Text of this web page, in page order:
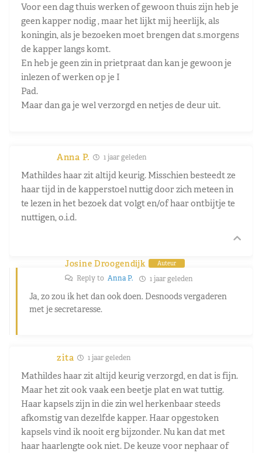
Voor een dag thuis werken of gewoon thuis zijn heb je
geen kapper nodig , maar het lijkt mij heerlijk, als
koningin, als je bezoeken moet brengen dat s.morgens
de kapper langs komt.
En heb je geen zin in prietpraat dan kan je gewoon je
inlezen of werken op je I
Pad.
Maar dan ga je wel verzorgd en netjes de deur uit.
Anna P. 1 jaar geleden
Mathildes haar zit altijd keurig. Misschien besteedt ze
haar tijd in de kapperstoel nuttig door zich meteen in
te lezen in het bezoek dat volgt en/of haar ontbijtje te
nuttigen, o.i.d.
Josine Droogendijk Auteur
Reply to Anna P. 1 jaar geleden
Ja, zo zou ik het dan ook doen. Desnoods vergaderen
met je secretaresse.
zita 1 jaar geleden
Mathildes haar zit altijd keurig verzorgd, en dat is fijn.
Maar het zit ook vaak een beetje plat en wat tuttig.
Haar kapsels zijn in die zin wel herkenbaar steeds
afkomstig van dezelfde kapper. Haar opgestoken
kapsels vind ik nooit erg bijzonder. Nu kan dat met
haar haarlengte ook niet. De keuze voor nephaar of